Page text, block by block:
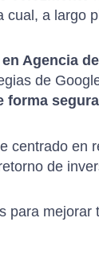
cual, a largo
en Agencia
de
forma
centrado en
de
para mejorar